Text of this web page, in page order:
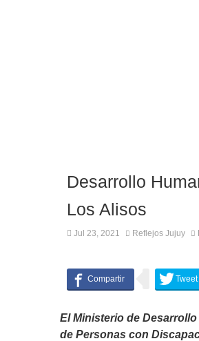
Desarrollo
Los Alisos
Jul 23, 2021 Reflejos Jujuy
El Ministerio de
de Personas con